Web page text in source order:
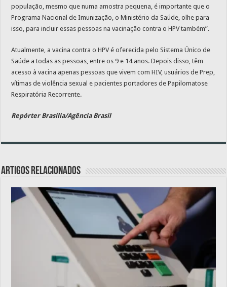
população, mesmo que numa amostra pequena, é importante que o
Programa Nacional de Imunização, o Ministério da Saúde, olhe para
isso, para incluir essas pessoas na vacinação contra o HPV também”.
Atualmente, a vacina contra o HPV é oferecida pelo Sistema Único de
Saúde a todas as pessoas, entre os 9 e 14 anos. Depois disso, têm
acesso à vacina apenas pessoas que vivem com HIV, usuários de Prep,
vítimas de violência sexual e pacientes portadores de Papilomatose
Respiratória Recorrente.
Repórter Brasília/Agência Brasil
Artigos relacionados